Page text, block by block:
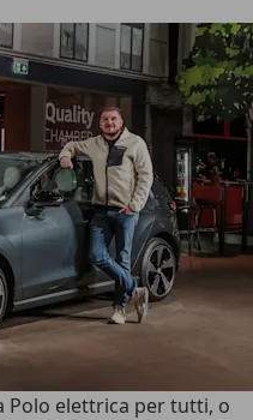
Polo elettrica per tutti, o